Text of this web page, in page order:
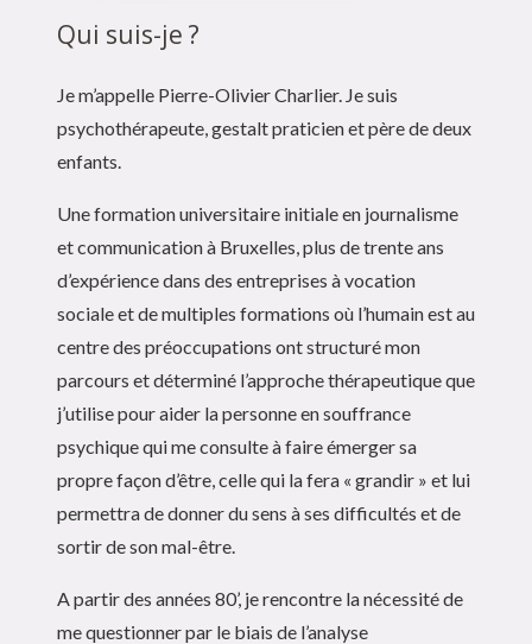
Qui suis-je ?
Je m’appelle Pierre-Olivier Charlier. Je suis
psychothérapeute, gestalt praticien et père de deux
enfants.
Une formation universitaire initiale en journalisme
et communication à Bruxelles, plus de trente ans
d’expérience dans des entreprises à vocation
sociale et de multiples formations où l’humain est au
centre des préoccupations ont structuré mon
parcours et déterminé l’approche thérapeutique que
j’utilise pour aider la personne en souffrance
psychique qui me consulte à faire émerger sa
propre façon d’être, celle qui la fera « grandir » et lui
permettra de donner du sens à ses difficultés et de
sortir de son mal-être.
A partir des années 80’, je rencontre la nécessité de
me questionner par le biais de l’analyse